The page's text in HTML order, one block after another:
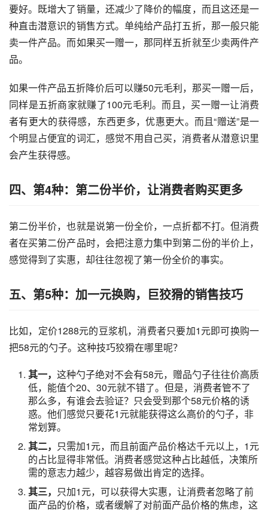
要好。既增大了销量，还减少了降价的幅度，而且这还是一
种直击潜意识的销售方式。单纯给产品打五折，那一般只能
卖一件产品。而如果买一赠一，那同样五折就至少卖两件产
品。
如果一件产品五折降价后可以赚50元毛利，那买一赠一后，
同样是五折商家就赚了100元毛利。而且，买一赠一让消费
者有更大的获得感，东西更多，优惠更大。而且“赠送”是一
个明显占便宜的词汇，感觉不用自己买，消费者从潜意识里
会产生获得感。
四、第4种：第二份半价，让消费者购买更多
第二份半价，也就是说第一份全价，一点折都不打。但消费
者在买第二份产品时，会把注意力集中到第二份的半价上，
感觉得到了实惠，却往往忽视了第一份全价的事实。
五、第5种：加一元换购，巨狡猾的销售技巧
比如，定价1288元的豆浆机，消费者只要加1元即可换购一
把58元的勺子。这种技巧狡猾在哪里呢？
其一， 这种勺子绝对不会有58元，赠品勺子往往价高质
低，能值个20、30元就不错了。但是，消费者管不了
那么多，有谁会去验证？只会受到那个58元价格的诱
惑。他们感觉只要花1元就能获得这么高价的勺子，非
常划算。
其二， 只需加1元，而且前面产品价格达千元以上，1元
的占比显得非常低。消费者感觉这种占比越低，决策所
需的意志力越少，越容易做出肯定的选择。
其三， 只加1元，可以获得大实惠，让消费者忽略了前
面产品的价格，或者缓解了对前面产品价格的焦虑，这